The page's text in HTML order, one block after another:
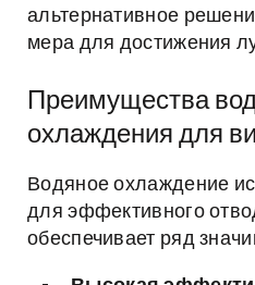
альтернативное
мера для достижения
Преимущества
охлаждения для
Водяное охлаждение
для эффективного
обеспечивает ряд